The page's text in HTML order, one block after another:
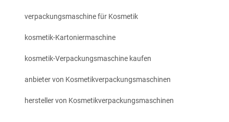
verpackungsmaschine für Kosmetik
kosmetik-Kartoniermaschine
kosmetik-Verpackungsmaschine kaufen
anbieter von Kosmetikverpackungsmaschinen
hersteller von Kosmetikverpackungsmaschinen